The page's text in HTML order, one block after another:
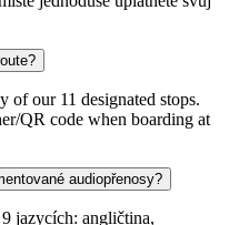
of our 11 designated stops.
QR code when boarding at
audiopřenosy?
jazycích: angličtina,